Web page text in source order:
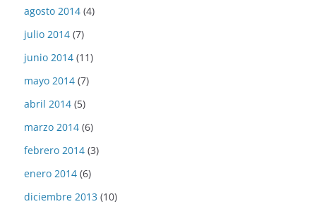
agosto 2014 (4)
julio 2014 (7)
junio 2014 (11)
mayo 2014 (7)
abril 2014 (5)
marzo 2014 (6)
febrero 2014 (3)
enero 2014 (6)
diciembre 2013 (10)